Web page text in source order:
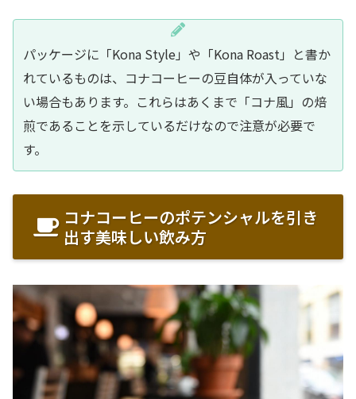
パッケージに「Kona Style」や「Kona Roast」と書か
れているものは、コナコーヒーの豆自体が入っていな
い場合もあります。これらはあくまで「コナ風」の焙
煎であることを示しているだけなので注意が必要で
す。
コナコーヒーのポテンシャルを引き
出す美味しい飲み方